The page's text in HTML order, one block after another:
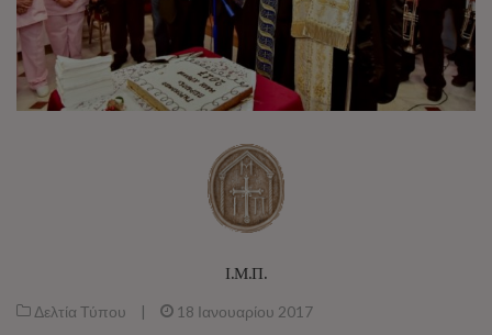
Ι.Μ.Π.
Δελτία Τύπου | 18 Ιανουαρίου 2017